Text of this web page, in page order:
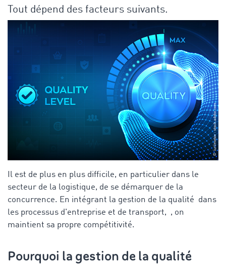
Tout dépend des facteurs suivants.
Il est de plus en plus difficile, en particulier dans le
secteur de la logistique, de se démarquer de la
concurrence. En intégrant la gestion de la qualité dans
les processus d'entreprise et de transport, , on
maintient sa propre compétitivité.
Pourquoi la gestion de la qualité